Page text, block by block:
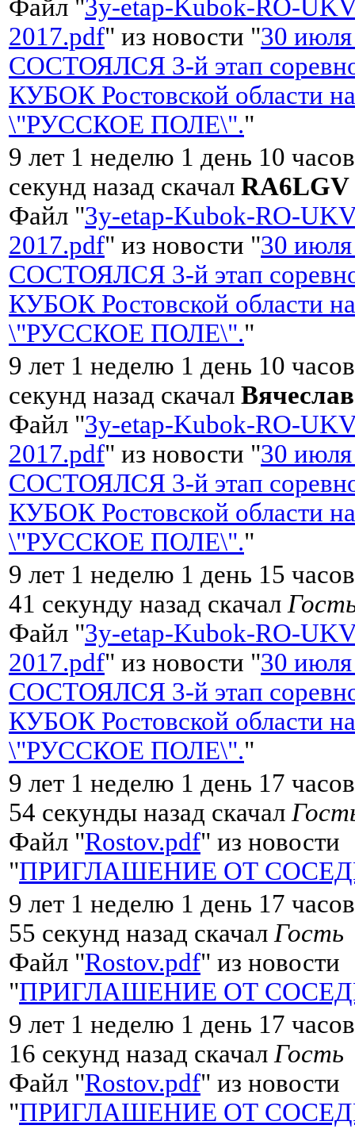
Файл "3y-etap-Kubok-RO-
2017.pdf" из новости "30 июля
СОСТОЯЛСЯ 3-й этап
КУБОК Ростовской области
\"РУССКОЕ ПОЛЕ\"."
9 лет 1 неделю 1 день 10
секунд назад скачал RA6LGV
Файл "3y-etap-Kubok-RO-
2017.pdf" из новости "30 июля
СОСТОЯЛСЯ 3-й этап
КУБОК Ростовской области
\"РУССКОЕ ПОЛЕ\"."
9 лет 1 неделю 1 день 10
секунд назад скачал
Файл "3y-etap-Kubok-RO-
2017.pdf" из новости "30 июля
СОСТОЯЛСЯ 3-й этап
КУБОК Ростовской области
\"РУССКОЕ ПОЛЕ\"."
9 лет 1 неделю 1 день 15
41 секунду назад скачал
Файл "3y-etap-Kubok-RO-
2017.pdf" из новости "30 июля
СОСТОЯЛСЯ 3-й этап
КУБОК Ростовской области
\"РУССКОЕ ПОЛЕ\"."
9 лет 1 неделю 1 день 17
54 секунды назад скачал
Файл "Rostov.pdf" из новости
"ПРИГЛАШЕНИЕ ОТ
9 лет 1 неделю 1 день 17
55 секунд назад скачал Гость
Файл "Rostov.pdf" из новости
"ПРИГЛАШЕНИЕ ОТ
9 лет 1 неделю 1 день 17
16 секунд назад скачал Гость
Файл "Rostov.pdf" из новости
"ПРИГЛАШЕНИЕ ОТ